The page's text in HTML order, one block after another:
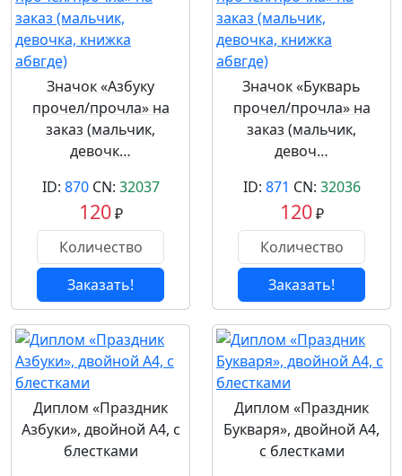
Значок «Азбуку
прочел/прочла» на
заказ (мальчик,
девочк…
ID: 870CN: 32037
120₽
Заказать!
Значок «Букварь
прочел/прочла» на
заказ (мальчик,
девоч…
ID: 871 CN: 32036
120₽
Заказать!
Диплом «Праздник
Азбуки», двойной А4, с
блестками
Диплом «Праздник
Букваря», двойной А4,
с блестками